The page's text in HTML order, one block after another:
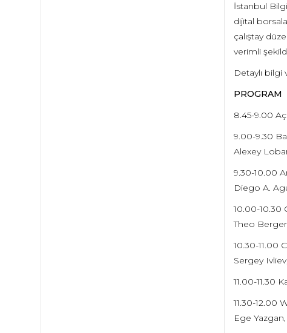
İstanbul
dijital
çalıştay
verimli
Detaylı bilgi
PROGRAM
8.45-9.00
9.00-9.30
Alexey
9.30-10.00
Diego A.
10.00-
Theo
10.30-11.00
Sergey
11.00-11.30
11.30-12.00
Ege